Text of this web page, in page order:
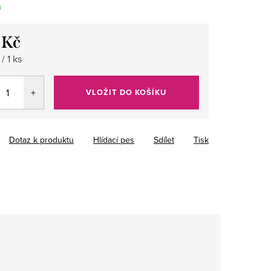
1 ks
VLOŽIT DO KOŠÍKU
Tisk
Dotaz k produktu Hlídací pes Sdílet